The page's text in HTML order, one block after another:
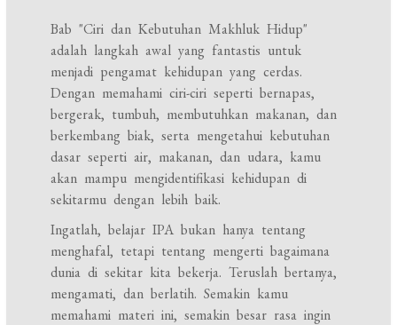
Bab "Ciri dan Kebutuhan Makhluk Hidup"
adalah langkah awal yang fantastis untuk
menjadi pengamat kehidupan yang cerdas.
Dengan memahami ciri-ciri seperti bernapas,
bergerak, tumbuh, membutuhkan makanan, dan
berkembang biak, serta mengetahui kebutuhan
dasar seperti air, makanan, dan udara, kamu
akan mampu mengidentifikasi kehidupan di
sekitarmu dengan lebih baik.
Ingatlah, belajar IPA bukan hanya tentang
menghafal, tetapi tentang mengerti bagaimana
dunia di sekitar kita bekerja. Teruslah bertanya,
mengamati, dan berlatih. Semakin kamu
memahami materi ini, semakin besar rasa ingin